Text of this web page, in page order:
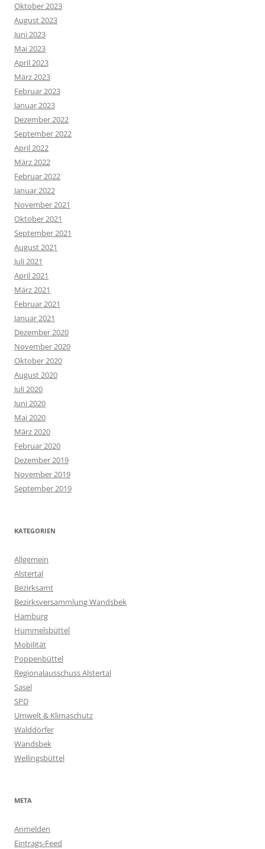
Oktober 2023
August 2023
Juni 2023
Mai 2023
April 2023
März 2023
Februar 2023
Januar 2023
Dezember 2022
September 2022
April 2022
März 2022
Februar 2022
Januar 2022
November 2021
Oktober 2021
September 2021
August 2021
Juli 2021
April 2021
März 2021
Februar 2021
Januar 2021
Dezember 2020
November 2020
Oktober 2020
August 2020
Juli 2020
Juni 2020
Mai 2020
März 2020
Februar 2020
Dezember 2019
November 2019
September 2019
KATEGORIEN
Allgemein
Alstertal
Bezirksamt
Bezirksversammlung Wandsbek
Hamburg
Hummelsbüttel
Mobilität
Poppenbüttel
Regionalausschuss Alstertal
Sasel
SPD
Umwelt & Klimaschutz
Walddörfer
Wandsbek
Wellingsbüttel
META
Anmelden
Eintrags-Feed